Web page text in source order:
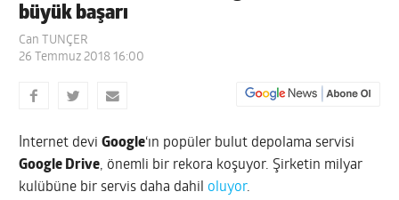
büyük başarı
Can TUNÇER
26 Temmuz 2018 16:00
İnternet deviGoogle‘ın popüler bulut depolama servisi
Google Drive, önemli bir rekora koşuyor. Şirketin milyar
kulübüne bir servis daha dahil oluyor.